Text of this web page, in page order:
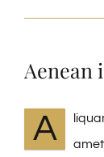
Aenean
A